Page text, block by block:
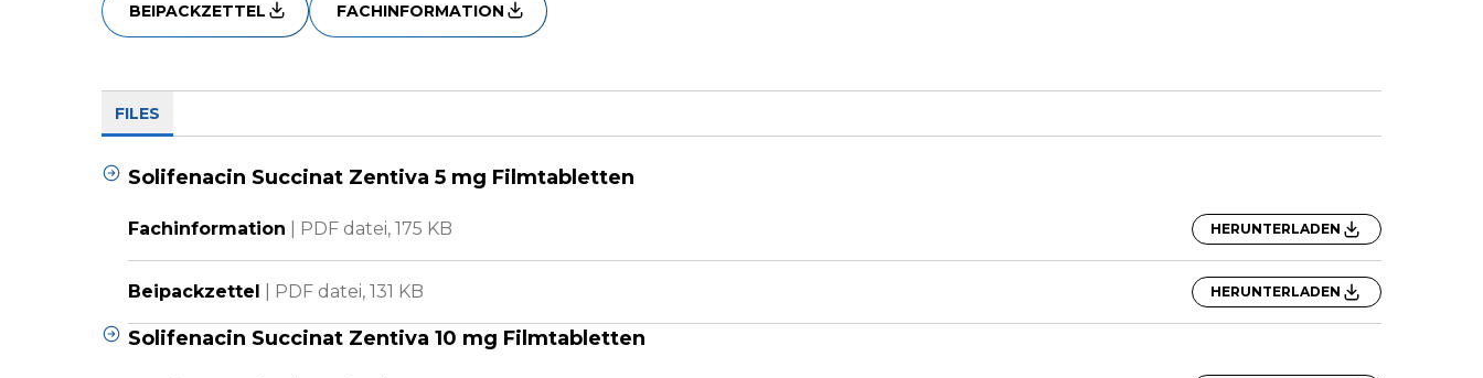
BEIPACKZETTEL FACHINFORMATION
FILES
Solifenacin Succinat Zentiva 5 mg Filmtabletten
Fachinformation PDF datei, 175 KB HERUNTERLADEN
Beipackzettel PDF datei, 131 KB HERUNTERLADEN
Solifenacin Succinat Zentiva 10 mg Filmtabletten